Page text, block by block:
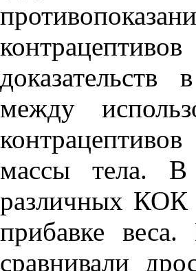
доказательств
между
массы тела. В
различных КОК
прибавке
сравнивали